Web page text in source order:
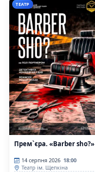
ТЕАТР
Прем`єра. «Barber sho?»
14 серпня 2026 18:00
Театр ім. Щепкіна